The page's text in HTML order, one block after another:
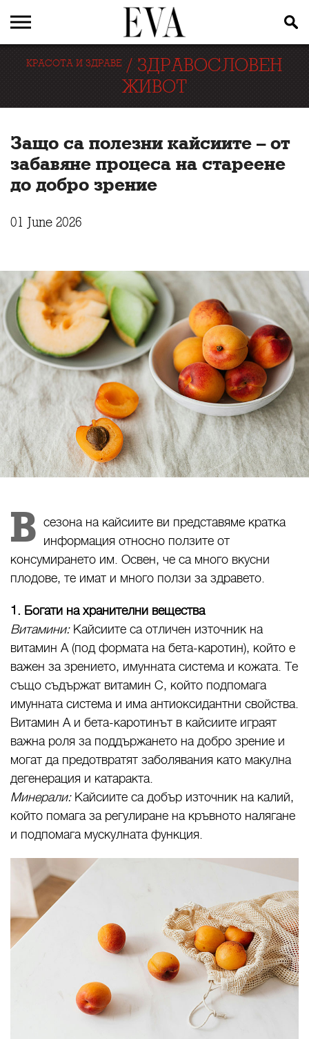
КРАСОТА И ЗДРАВЕ / ЗДРАВОСЛОВЕН
ЖИВОТ
Защо са полезни кайсиите – от
забавяне процеса на стареене
до добро зрение
01 June 2026
В сезона на кайсиите ви представяме кратка
информация относно ползите от
консумирането им. Освен, че са много вкусни
плодове, те имат и много ползи за здравето.
1. Богати на хранителни вещества
Витамини:Кайсиите са отличен източник на
витамин А (под формата на бета-каротин), който е
важен за зрението, имунната система и кожата. Те
също съдържат витамин С, който подпомага
имунната система и има антиоксидантни свойства.
Витамин А и бета-каротинът в кайсиите играят
важна роля за поддържането на добро зрение и
могат да предотвратят заболявания като макулна
дегенерация и катаракта.
Минерали:Кайсиите са добър източник на калий,
който помага за регулиране на кръвното налягане
и подпомага мускулната функция.